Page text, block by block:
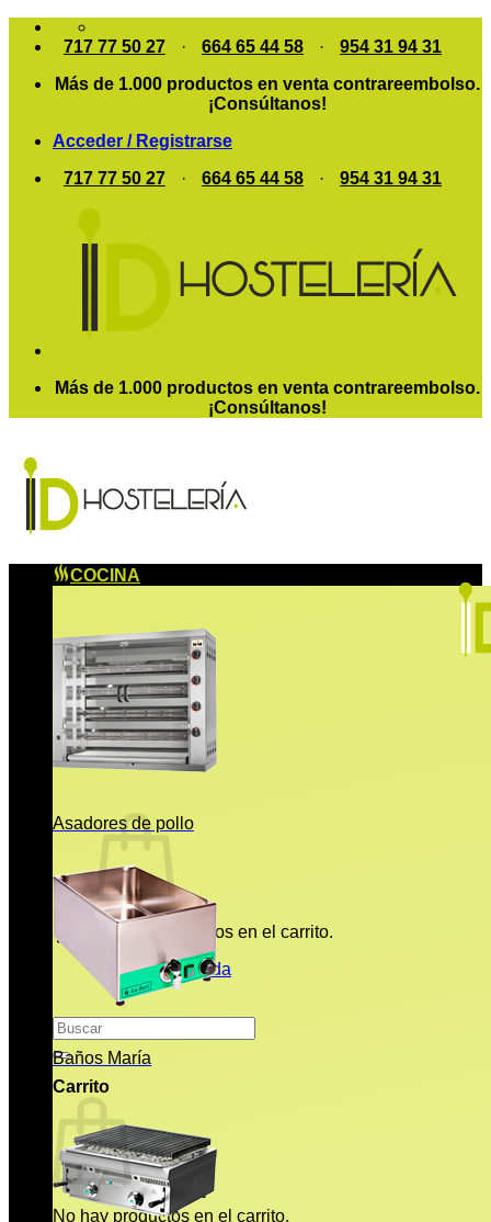
Saltar
717 77 50 27 · 664 65 44 58 ·
954 31 94 31
Más de 1.000 productos en venta contrareembolso.
¡Consúltanos!
Acceder / Registrarse
717 77 50 27
· 664 65 44 58 · 954 31 94 31
Más de 1.000 productos en venta contrareembolso.
¡Consúltanos!
No hay productos en el carrito.
Volver a la tienda
Buscar
por:
Carrito
No hay productos en el carrito.
COCINA
Asadores de pollo
Baños María